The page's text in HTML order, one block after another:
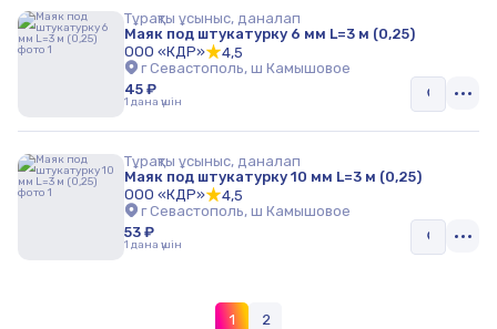
Тұрақты ұсыныс, даналап
Маяк под штукатурку 6 мм L=3 м (0,25)
ООО «КДР»
4,5
г Севастополь, ш Камышовое
45 ₽
1 дана үшін
Тұрақты ұсыныс, даналап
Маяк под штукатурку 10 мм L=3 м (0,25)
ООО «КДР»
4,5
г Севастополь, ш Камышовое
53 ₽
1 дана үшін
1 2